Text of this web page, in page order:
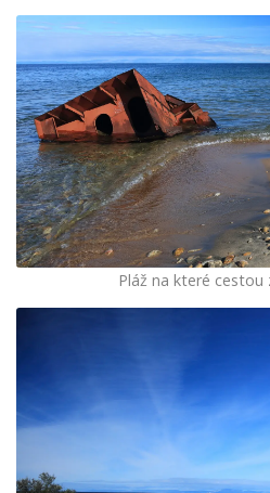
Pláž na které cestou